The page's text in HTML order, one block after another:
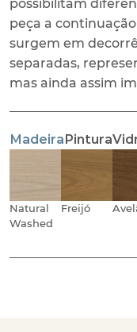
possibilitam
peça a
surgem em
separadas,
mas ainda assim
MadeiraPintura
Natural
Washed
Freijó